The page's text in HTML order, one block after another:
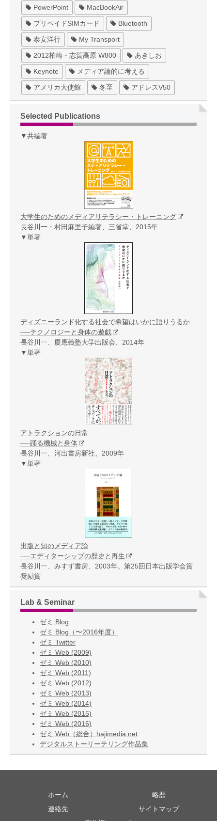
PowerPoint MacBookAir
プリペイドSIMカード Bluetooth
泰安洋行 My Transport
2012柏崎・志賀高原 W800 あきしお
Keynote メディア論的に考える
アメリカ大使館 冬至 アドレスV50
Selected Publications
▼共編著
大学生のためのメディアリテラシー・トレーニング
長谷川一・村田麻里子編著、三省堂、2015年
▼単著
ディズニーランド化する社会で希望はいかに語りうるか
──テクノロジーと身体の遊戯
長谷川一、慶應義塾大学出版会、2014年
▼単著
アトラクションの日常
──踊る機械と身体
長谷川一、河出書房新社、2009年
▼単著
出版と知のメディア論
──エディターシップの歴史と再生
長谷川一、みすず書房、2003年。第25回日本出版学会賞
奨励賞
Lab & Seminar
ゼミ Blog
ゼミ Blog（〜2016年度）
ゼミ Twitter
ゼミ Web (2009)
ゼミ Web (2010)
ゼミ Web (2011)
ゼミ Web (2012)
ゼミ Web (2013)
ゼミ Web (2014)
ゼミ Web (2015)
ゼミ Web (2016)
ゼミ Web（総合）hajimedia.net
デジタルストーリーテリング作品集
ホーム
略歴
連絡先
サイトマップ